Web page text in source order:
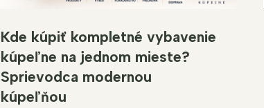
Kde kúpiť kompletné vybavenie
kúpeľne na jednom mieste?
Sprievodca modernou
kúpeľňou